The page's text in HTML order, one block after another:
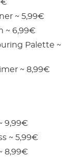
~ 5,99€
~ 6,99€
Palette ~
~ 8,99€
9,99€
~ 5,99€
8,99€